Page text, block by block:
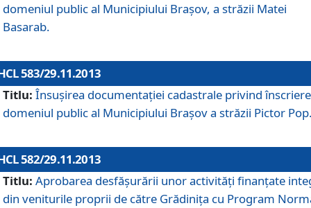
domeniul public al Municipiului Braşov, a străzii Matei
Basarab.
583/29.11.2013
Titlu: Însuşirea documentaţiei cadastrale privind
domeniul public al Municipiului Braşov a străzii Pictor
582/29.11.2013
Titlu: Aprobarea desfăşurării unor activităţi finanţate
din veniturile proprii de către Grădiniţa cu Program